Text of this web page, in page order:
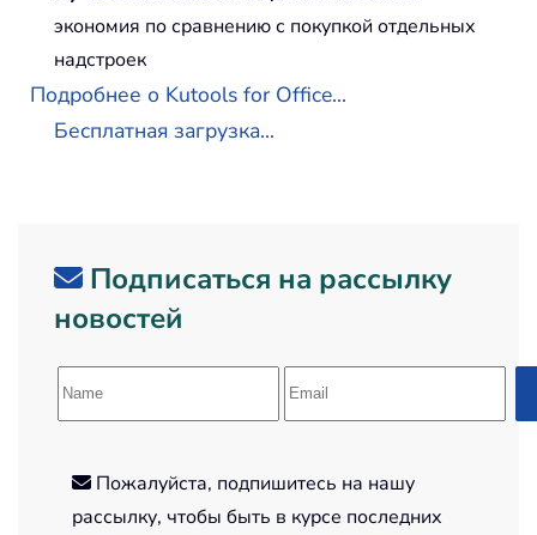
экономия по сравнению с покупкой отдельных
надстроек
Подробнее о Kutools for Office...
Бесплатная загрузка...
Подписаться на рассылку
новостей
Пожалуйста, подпишитесь на нашу
рассылку, чтобы быть в курсе последних